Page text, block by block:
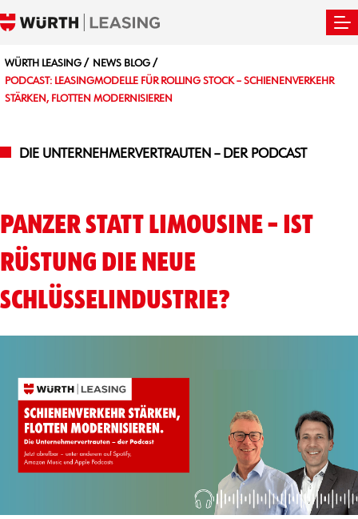
WÜRTH LEASING
NEWS BLOG
PODCAST: LEASINGMODELLE FÜR ROLLING STOCK – SCHIENENVERKEHR
STÄRKEN, FLOTTEN MODERNISIEREN
DIE UNTERNEHMERVERTRAUTEN – DER PODCAST
PANZER STATT LIMOUSINE – IST
RÜSTUNG DIE NEUE
SCHLÜSSELINDUSTRIE?